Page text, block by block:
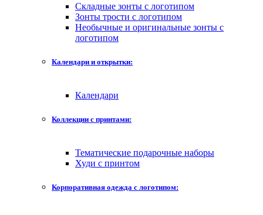
Складные зонты с логотипом
Зонты трости с логотипом
Необычные и оригинальные зонты с
логотипом
Календари и открытки:
Календари
Коллекции с принтами:
Тематические подарочные наборы
Худи с принтом
Корпоративная одежда с логотипом: